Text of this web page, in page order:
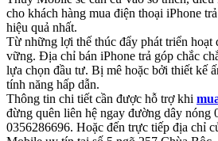
cho khách hàng mua điện thoại iPhone
hiệu quả nhất.
Từ những lợi thế thúc đẩy phát triển hoạt
vững. Địa chỉ bán iPhone trả góp chắc
lựa chọn đầu tư. Bị mê hoặc bởi thiết kế
tính năng hấp dẫn.
Thông tin chi tiết cần được hỗ trợ khi
đừng quên liên hệ ngay đường dây nóng
0356286696. Hoặc đến trực tiếp địa chỉ